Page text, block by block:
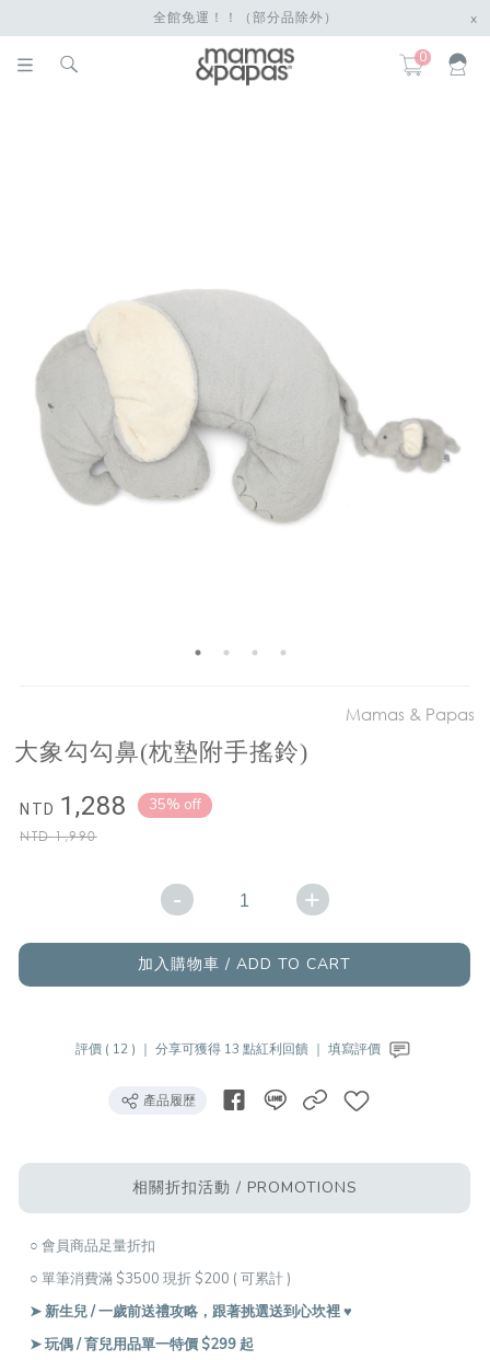
全館免運！！（部分品除外） x
0
Mamas & Papas
大象勾勾鼻(枕墊附手搖鈴)
NTD 1,288
NTD1,990
35% off
- +
加入購物車 / ADD TO CART
評價 ( 12 ) ｜ 分享可獲得 13 點紅利回饋 ｜ 填寫評價
產品履歷
相關折扣活動 / PROMOTIONS
○ 會員商品足量折扣
○ 單筆消費滿 $3500 現折 $200 ( 可累計 )
➤ 新生兒 / 一歲前送禮攻略，跟著挑選送到心坎裡 ♥︎
➤ 玩偶 / 育兒用品單一特價 $299 起